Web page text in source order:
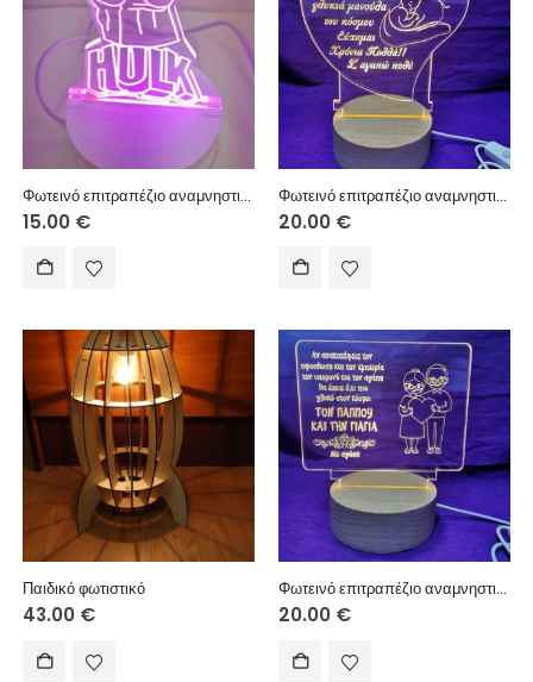
Φωτεινό επιτραπέζιο αναμνηστικό με USB πλαστική βάση 10 εκ. (κείμενο επιλογής σας)
15.00 €
Φωτεινό επιτραπέζιο αναμνηστικό με USB ξύλινη βάση 10 εκ. (κείμενο επιλογής σας)
20.00 €
Παιδικό φωτιστικό
43.00 €
Φωτεινό επιτραπέζιο αναμνηστικό με USB ξύλινη βάση 10 εκ. (κείμενο επιλογής σας)
20.00 €